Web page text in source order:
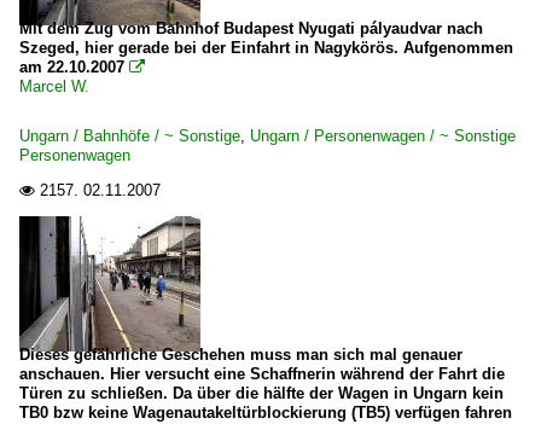
Mit dem Zug vom Bahnhof Budapest Nyugati pályaudvar nach
Szeged, hier gerade bei der Einfahrt in Nagykörös. Aufgenommen
am 22.10.2007 
Marcel W.
Ungarn / Bahnhöfe / ~ Sonstige, Ungarn / Personenwagen / ~ Sonstige
Personenwagen
 2157. 02.11.2007
Dieses gefährliche Geschehen muss man sich mal genauer
anschauen. Hier versucht eine Schaffnerin während der Fahrt die
Türen zu schließen. Da über die hälfte der Wagen in Ungarn kein
TB0 bzw keine Wagenautakeltürblockierung (TB5) verfügen fahren